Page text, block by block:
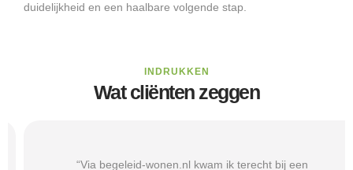
duidelijkheid en een haalbare volgende stap.
INDRUKKEN
Wat cliënten zeggen
“Via begeleid-wonen.nl kwam ik terecht bij een